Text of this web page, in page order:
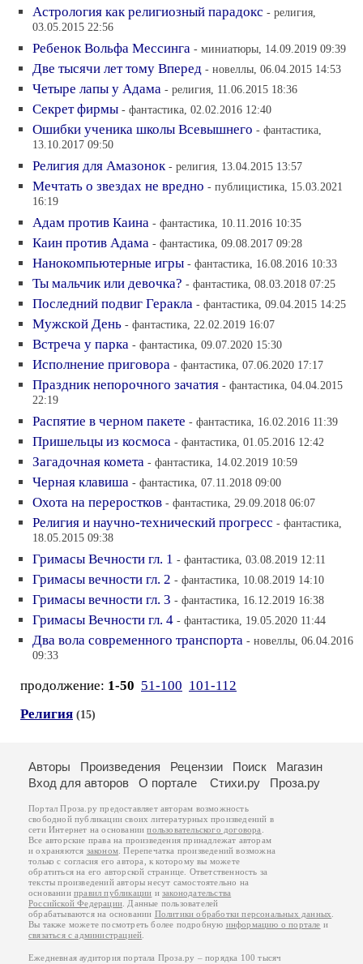
Астрология как религиозный парадокс - религия,
03.05.2015 22:56
Ребенок Вольфа Мессинга - миниатюры, 14.09.2019 09:39
Две тысячи лет тому Вперед - новеллы, 06.04.2015 14:53
Четыре лапы у Адама - религия, 11.06.2015 18:36
Секрет фирмы - фантастика, 02.02.2016 12:40
Ошибки ученика школы Всевышнего - фантастика,
13.10.2017 09:50
Религия для Амазонок - религия, 13.04.2015 13:57
Мечтать о звездах не вредно - публицистика, 15.03.2021
16:19
Адам против Каина - фантастика, 10.11.2016 10:35
Каин против Адама - фантастика, 09.08.2017 09:28
Нанокомпьютерные игры - фантастика, 16.08.2016 10:33
Ты мальчик или девочка? - фантастика, 08.03.2018 07:25
Последний подвиг Геракла - фантастика, 09.04.2015 14:25
Мужской День - фантастика, 22.02.2019 16:07
Встреча у парка - фантастика, 09.07.2020 15:30
Исполнение приговора - фантастика, 07.06.2020 17:17
Праздник непорочного зачатия - фантастика, 04.04.2015
22:19
Распятие в черном пакете - фантастика, 16.02.2016 11:39
Пришельцы из космоса - фантастика, 01.05.2016 12:42
Загадочная комета - фантастика, 14.02.2019 10:59
Черная клавиша - фантастика, 07.11.2018 09:00
Охота на переростков - фантастика, 29.09.2018 06:07
Религия и научно-технический прогресс - фантастика,
18.05.2015 09:38
Гримасы Вечности гл. 1 - фантастика, 03.08.2019 12:11
Гримасы вечности гл. 2 - фантастика, 10.08.2019 14:10
Гримасы вечности гл. 3 - фантастика, 16.12.2019 16:38
Гримасы Вечности гл. 4 - фантастика, 19.05.2020 11:44
Два вола современного транспорта - новеллы, 06.04.2016
09:33
продолжение: 1-50 51-100 101-112
Религия (15)
Авторы Произведения Рецензии Поиск
Магазин
Вход для авторов
О портале Стихи.ру Проза.ру
Портал Проза.ру предоставляет авторам возможность
свободной публикации своих литературных произведений в
сети Интернет на основаниипользовательского договора
Все авторские права на произведения принадлежат авторам
и охраняются законом . Перепечатка произведений возможна
только с согласия его автора, к которому вы можете
обратиться на его авторской странице. Ответственность за
тексты произведений авторы несут самостоятельно на
основанииправил публикации изаконодательства
Российской Федерации . Данные пользователей
обрабатываются на основании Политики обработки персональных данных
Вы также можете посмотреть более подробную информацию о портале и
связаться с администрацией
Ежедневная аудитория портала Проза.ру – порядка 100 тысяч